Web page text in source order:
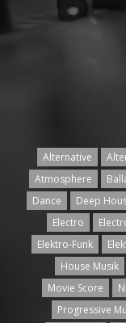
Alternative
Atmosphere
Dance
Deep
Electro
Elektro-Funk
House Musik
Movie Score
Progressive